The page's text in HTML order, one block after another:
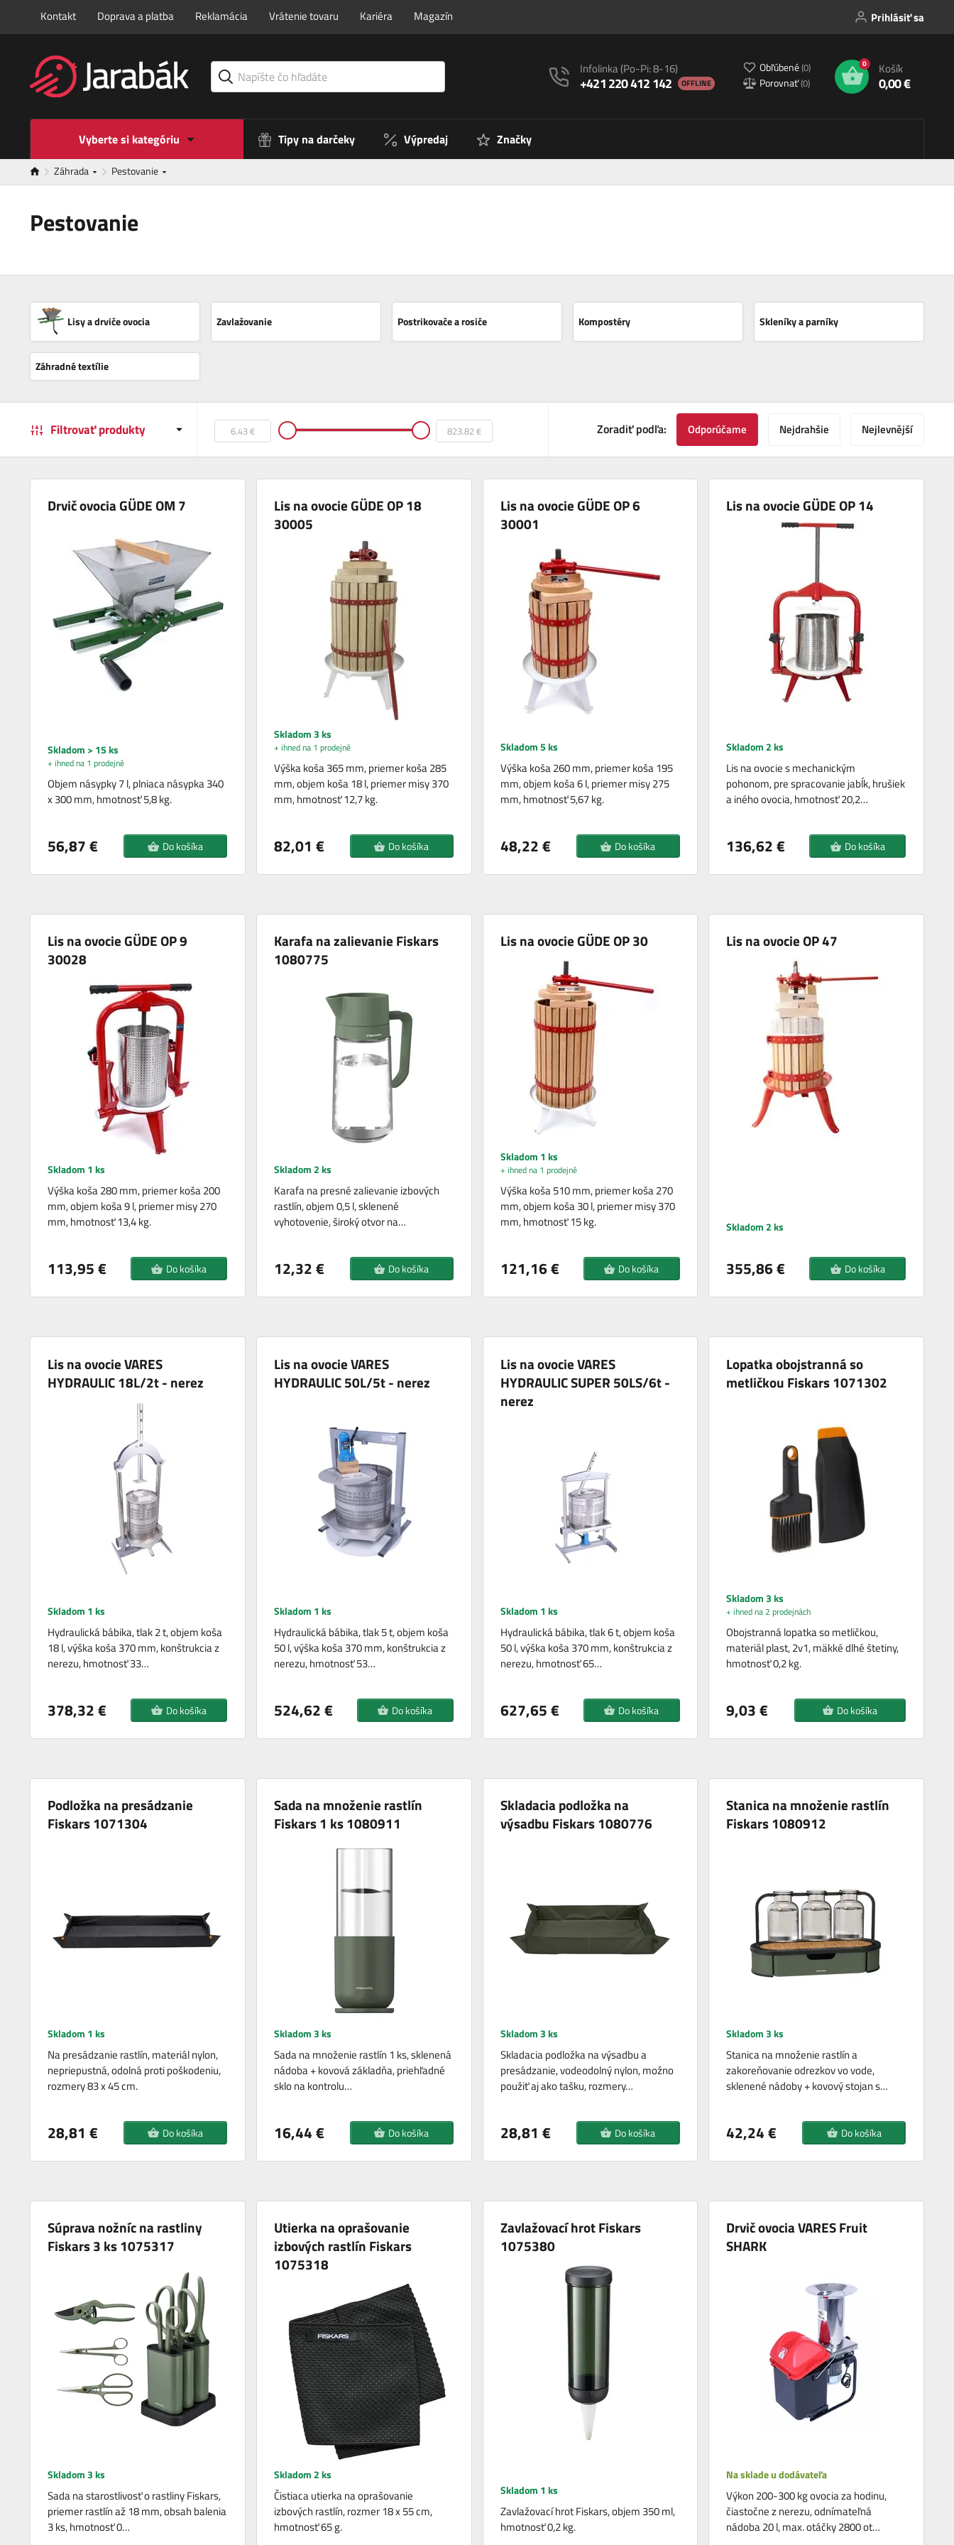
Kontakt Doprava a platba Reklamácia Vrátenie tovaru Kariéra Magazín Prihlásiť sa
Infolinka(Po-Pi: 8-16)
+421 220 412 142 OFFLINE
Obľúbené(0)
Porovnať(0)
0 Košík
0,00 €
Vyberte si kategóriu Tipy na darčeky Výpredaj Značky
Záhrada Pestovanie
Pestovanie
Lisy a drviče ovocia Zavlažovanie Postrikovače a rosiče Kompostéry Skleníky a parníky
Záhradné textílie
Filtrovať produkty Zoradiť podľa: Odporúčame Nejdrahšie Nejlevnější
Drvič ovocia GÜDE OM 7
Skladom > 15 ks
+ ihned na 1 prodejně
Objem násypky 7 l, plniaca násypka 340
x 300 mm, hmotnosť 5,8 kg.
56,87 € Do košíka
Lis na ovocie GÜDE OP 18
30005
Skladom 3 ks
+ ihned na 1 prodejně
Výška koša 365 mm, priemer koša 285
mm, objem koša 18 l, priemer misy 370
mm, hmotnosť 12,7 kg.
82,01 € Do košíka
Lis na ovocie GÜDE OP 6
30001
Skladom 5 ks
Výška koša 260 mm, priemer koša 195
mm, objem koša 6 l, priemer misy 275
mm, hmotnosť 5,67 kg.
48,22 € Do košíka
Lis na ovocie GÜDE OP 14
Skladom 2 ks
Lis na ovocie s mechanickým
pohonom, pre spracovanie jabĺk, hrušiek
a iného ovocia, hmotnosť 20,2…
136,62 € Do košíka
Lis na ovocie GÜDE OP 9
30028
Skladom 1 ks
Výška koša 280 mm, priemer koša 200
mm, objem koša 9 l, priemer misy 270
mm, hmotnosť 13,4 kg.
113,95 € Do košíka
Karafa na zalievanie Fiskars
1080775
Skladom 2 ks
Karafa na presné zalievanie izbových
rastlín, objem 0,5 l, sklenené
vyhotovenie, široký otvor na…
12,32 € Do košíka
Lis na ovocie GÜDE OP 30
Skladom 1 ks
+ ihned na 1 prodejně
Výška koša 510 mm, priemer koša 270
mm, objem koša 30 l, priemer misy 370
mm, hmotnosť 15 kg.
121,16 € Do košíka
Lis na ovocie OP 47
Skladom 2 ks
355,86 € Do košíka
Lis na ovocie VARES
HYDRAULIC 18L/2t - nerez
Skladom 1 ks
Hydraulická bábika, tlak 2 t, objem koša
18 l, výška koša 370 mm, konštrukcia z
nerezu, hmotnosť 33…
378,32 € Do košíka
Lis na ovocie VARES
HYDRAULIC 50L/5t - nerez
Skladom 1 ks
Hydraulická bábika, tlak 5 t, objem koša
50 l, výška koša 370 mm, konštrukcia z
nerezu, hmotnosť 53…
524,62 € Do košíka
Lis na ovocie VARES
HYDRAULIC SUPER 50LS/6t -
nerez
Skladom 1 ks
Hydraulická bábika, tlak 6 t, objem koša
50 l, výška koša 370 mm, konštrukcia z
nerezu, hmotnosť 65…
627,65 € Do košíka
Lopatka obojstranná so
metličkou Fiskars 1071302
Skladom 3 ks
+ ihned na 2 prodejnách
Obojstranná lopatka so metličkou,
materiál plast, 2v1, mäkké dlhé štetiny,
hmotnosť 0,2 kg.
9,03 € Do košíka
Podložka na presádzanie
Fiskars 1071304
Skladom 1 ks
Na presádzanie rastlín, materiál nylon,
nepriepustná, odolná proti poškodeniu,
rozmery 83 x 45 cm.
28,81 € Do košíka
Sada na množenie rastlín
Fiskars 1 ks 1080911
Skladom 3 ks
Sada na množenie rastlín 1 ks, sklenená
nádoba + kovová základňa, priehľadné
sklo na kontrolu…
16,44 € Do košíka
Skladacia podložka na
výsadbu Fiskars 1080776
Skladom 3 ks
Skladacia podložka na výsadbu a
presádzanie, vodeodolný nylon, možno
použiť aj ako tašku, rozmery…
28,81 € Do košíka
Stanica na množenie rastlín
Fiskars 1080912
Skladom 3 ks
Stanica na množenie rastlín a
zakoreňovanie odrezkov vo vode,
sklenené nádoby + kovový stojan s…
42,24 € Do košíka
Súprava nožníc na rastliny
Fiskars 3 ks 1075317
Skladom 3 ks
Sada na starostlivosť o rastliny Fiskars,
priemer rastlín až 18 mm, obsah balenia
3 ks, hmotnosť 0…
Utierka na oprašovanie
izbových rastlín Fiskars
1075318
Skladom 2 ks
Čistiaca utierka na oprašovanie
izbových rastlín, rozmer 18 x 55 cm,
hmotnosť 65 g.
Zavlažovací hrot Fiskars
1075380
Skladom 1 ks
Zavlažovací hrot Fiskars, objem 350 ml,
hmotnosť 0,2 kg.
Drvič ovocia VARES Fruit
SHARK
Na sklade u dodávateľa
Výkon 200-300 kg ovocia za hodinu,
čiastočne z nerezu, odnímateľná
nádoba 20 l, max. otáčky 2800 ot…